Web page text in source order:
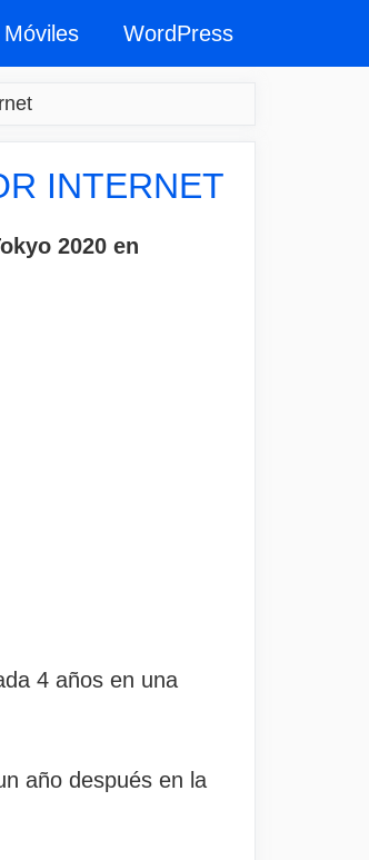
Móviles WordPress
INTERNET
2020 en
4 años en una
año después en la